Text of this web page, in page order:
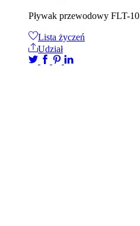
Pływak przewodowy FLT-10
Lista życzeń
Udział